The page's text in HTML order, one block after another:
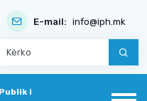
E-mail: info@iph.mk
i